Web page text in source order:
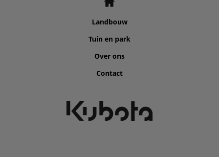
Landbouw
Tuin en park
Over ons
Contact